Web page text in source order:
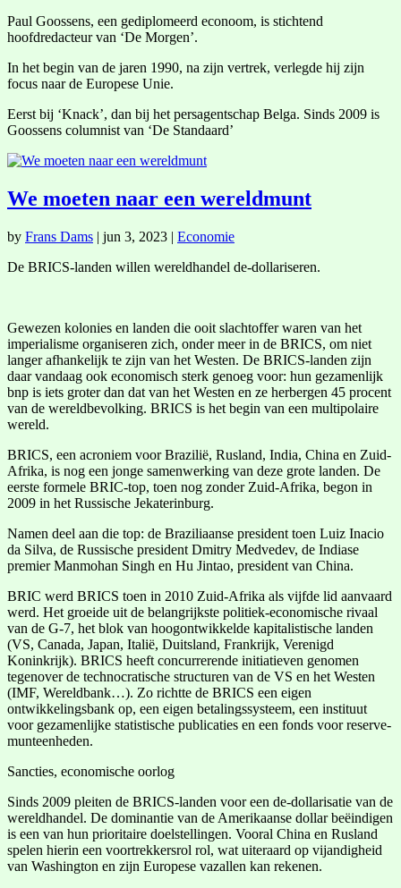
Paul Goossens, een gediplomeerd econoom, is stichtend
hoofdredacteur van ‘De Morgen’.
In het begin van de jaren 1990, na zijn vertrek, verlegde hij zijn
focus naar de Europese Unie.
Eerst bij ‘Knack’, dan bij het persagentschap Belga. Sinds 2009 is
Goossens columnist van ‘De Standaard’
We moeten naar een wereldmunt
by Frans Dams | jun 3, 2023 | Economie
De BRICS-landen willen wereldhandel de-dollariseren.
Gewezen kolonies en landen die ooit slachtoffer waren van het
imperialisme organiseren zich, onder meer in de BRICS, om niet
langer afhankelijk te zijn van het Westen. De BRICS-landen zijn
daar vandaag ook economisch sterk genoeg voor: hun gezamenlijk
bnp is iets groter dan dat van het Westen en ze herbergen 45 procent
van de wereldbevolking. BRICS is het begin van een multipolaire
wereld.
BRICS, een acroniem voor Brazilië, Rusland, India, China en Zuid-
Afrika, is nog een jonge samenwerking van deze grote landen. De
eerste formele BRIC-top, toen nog zonder Zuid-Afrika, begon in
2009 in het Russische Jekaterinburg.
Namen deel aan die top: de Braziliaanse president toen Luiz Inacio
da Silva, de Russische president Dmitry Medvedev, de Indiase
premier Manmohan Singh en Hu Jintao, president van China.
BRIC werd BRICS toen in 2010 Zuid-Afrika als vijfde lid aanvaard
werd. Het groeide uit de belangrijkste politiek-economische rivaal
van de G-7, het blok van hoogontwikkelde kapitalistische landen
(VS, Canada, Japan, Italië, Duitsland, Frankrijk, Verenigd
Koninkrijk). BRICS heeft concurrerende initiatieven genomen
tegenover de technocratische structuren van de VS en het Westen
(IMF, Wereldbank…). Zo richtte de BRICS een eigen
ontwikkelingsbank op, een eigen betalingssysteem, een instituut
voor gezamenlijke statistische publicaties en een fonds voor reserve-
munteenheden.
Sancties, economische oorlog
Sinds 2009 pleiten de BRICS-landen voor een de-dollarisatie van de
wereldhandel. De dominantie van de Amerikaanse dollar beëindigen
is een van hun prioritaire doelstellingen. Vooral China en Rusland
spelen hierin een voortrekkersrol rol, wat uiteraard op vijandigheid
van Washington en zijn Europese vazallen kan rekenen.